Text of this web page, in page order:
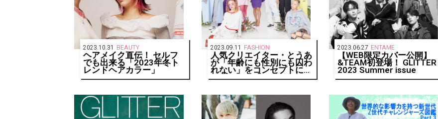
2023.10.31 BEAUTY
ヘアメイク直伝！ セルフ
でも出来る「2023年冬ト
レンドヘアカラー」
2023.09.11 FASHION
人気クリエイター・とうあ
が「年齢にも性別にも囚わ
れない」をコンセプトにし
たブランド「BG」をロー
2023.06.27 ENTAME
【WEB限定カバー公開】
&TEAM初登場！ GLITTER
2023 Summer issue